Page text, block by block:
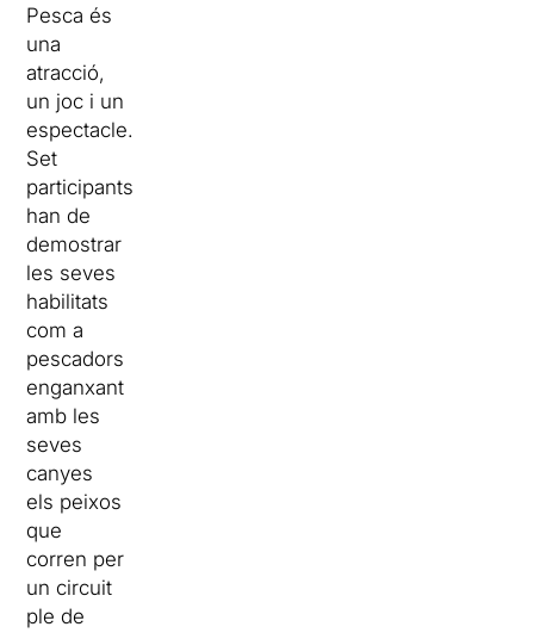
Pesca és
una
atracció,
un joc i un
espectacle.
Set
participants
han de
demostrar
les seves
habilitats
com a
pescadors
enganxant
amb les
seves
canyes
els peixos
que
corren per
un circuit
ple de